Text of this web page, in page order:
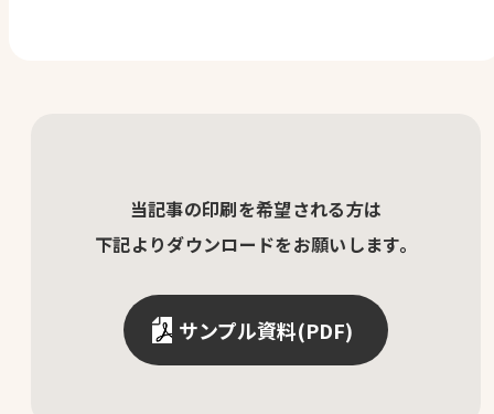
当記事の印刷を希望される方は
下記よりダウンロードをお願いします。
サンプル資料(PDF)